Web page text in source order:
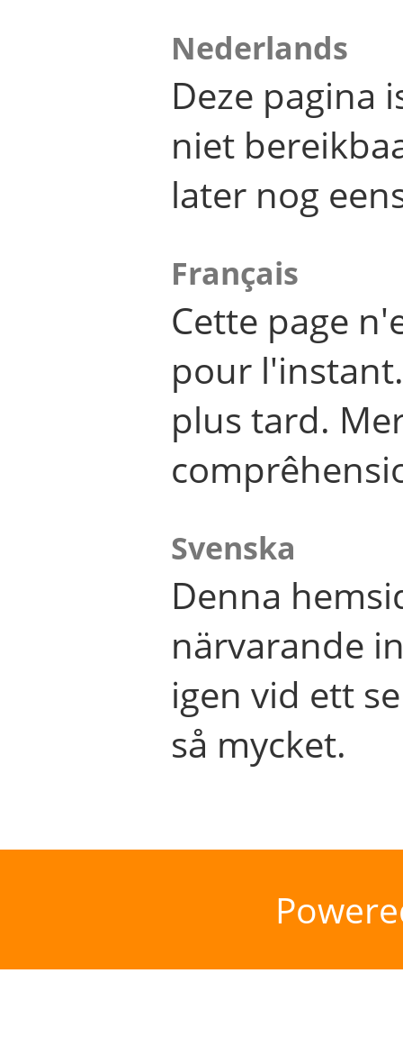
Nederlands
Deze pagina
niet
later nog
Français
Cette page
pour
plus tard.
Svenska
Denna
närvarande
igen vid ett
så mycket.